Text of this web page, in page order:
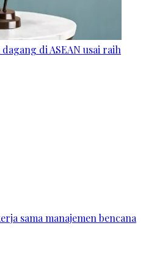
di ASEAN usai raih
sama manajemen bencana